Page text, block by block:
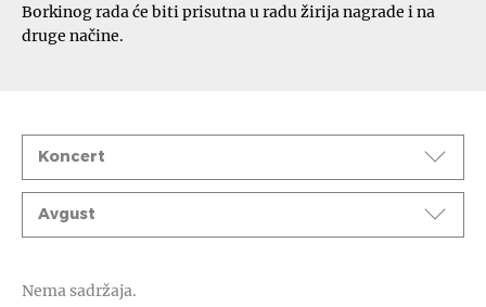
Borkinog rada će biti prisutna u radu žirija nagrade i na
druge načine.
Događaji
Koncert
Mesec
Avgust
Nema sadržaja.